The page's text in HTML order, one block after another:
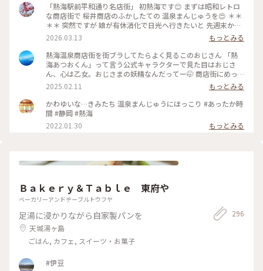
「熱海駅前平和通り名店街」 初熱海です😊 まずは昭和レトロ
な商店街で 桜井商店のふかしたての 温泉まんじゅうを😍 ＊＊
＊＊ 突然ですが 娘が有休消化で日光へ行きたいと 先週末から
3泊４日で 熱海〜日光へ母娘旅でした😆 当初那須高原も行こう
ねとルンルンが 北関東の寒さを知らず！ 3月いっぱいスノータ
イヤ🛞💦 那須高原はスキー⛷️❄️ いろは坂は凍結✨ 日曜日からま
た厳寒😂 季節外れの那須高原は諦めて 1日目は熱海で途中下
車することに 熱海はこの日18℃☀️ 翌日の日光は最低気温氷点
下の 真冬🤣 なんとか日光へは行こうと ぽかぽか陽気の熱海か
ら 真冬の日光へのアップダウン旅の スタートです😆 ♨️ ふかし
たての温泉まんじゅうは こし餡と黒糖生地の粒あん アッツア
ツふかふかでした😍 商店街には美味しそうなお店が たくさん
💕 お昼ご飯を求めて路地裏散策へ♪ 行きの新幹線から タイミ
ングよく雲の切れた 富士山も綺麗に見えて 幸先のいいスター
レトロ #レトロ商店街 #昭和レトロな商店街 #桜井商店温泉ま
グルメ #食べ歩き #旅のごはん #富士山 #熱海駅 #熱海 #熱海市
#静岡県 #静岡
2026.03.13
もっとみる
熱海温泉商店街を街ブラしてたらよく見るこのおじさん 「熱
海あつおくん」って言う公式キャラクターで見た目はおじさ
ん、心は乙女。おじさまの妖精なんだってー🤭 商店街にめっ
ちゃいるから気になっちゃったw そんなあつおくんの温泉まん
じゅうは、蒸したてほかほか黒糖まんじゅう。美味しかった😋
後ろから消毒スプレーが出てるからちょんまげみたいな姿にな
ってしまった🤣 そこからちょっと足を伸ばしてお散歩♪ 地図
で見ると桜並木まで徒歩で20分ほどとしか書いてなかったの
で、平地を歩くのかと思ったら、海に向けてずっと下り坂！
っててびっくり！周辺にもお店がいっばいあったので、こっち
だったので、バスで熱海駅まで帰って来ちゃった😂 #熱海温泉
#熱海旅行 #熱海スイーツ #ことりっぷ静岡
2025.02.11
もっとみる
かわゆいな…きみたち 温泉まんじゅうにほっこり #あったか時
間 #静岡 #熱海
2022.01.30
もっとみる
Ｂａｋｅｒｙ＆Ｔａｂｌｅ 東府や
ベーカリーアンドテーブルトウフヤ
足湯に浸かりながら自家製パンを
天城湯ヶ島
ごはん, カフェ, スイーツ・お菓子
296
#伊豆